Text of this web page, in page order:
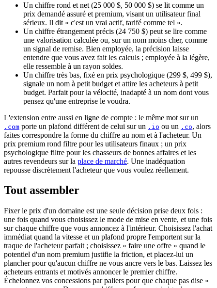
Un chiffre rond et net (25 000 $, 50 000 $) se lit comme un
prix demandé assuré et premium, visant un utilisateur final
sérieux. Il dit « c'est un vrai actif, tarifé comme tel ».
Un chiffre étrangement précis (24 750 $) peut se lire comme
une valorisation calculée ou, sur un nom moins cher, comme
un signal de remise. Bien employée, la précision laisse
entendre que vous avez fait les calculs ; employée à la légère,
elle ressemble à un rayon soldes.
Un chiffre très bas, fixé en prix psychologique (299 $, 499 $),
signale un nom à petit budget et attire les acheteurs à petit
budget. Parfait pour la vélocité, inadapté à un nom dont vous
pensez qu'une entreprise le voudra.
L'extension entre aussi en ligne de compte : le même mot sur un
.com porte un plafond différent de celui sur un .io ou un .co, alors
faites correspondre la forme du chiffre au nom et à l'acheteur. Un
prix premium rond filtre pour les utilisateurs finaux ; un prix
psychologique filtre pour les chasseurs de bonnes affaires et les
autres revendeurs sur la place de marché. Une inadéquation
repousse discrètement l'acheteur que vous voulez réellement.
Tout assembler
Fixer le prix d'un domaine est une seule décision prise deux fois :
une fois quand vous choisissez le mode de mise en vente, et une fois
sur chaque chiffre que vous annoncez à l'intérieur. Choisissez l'achat
immédiat quand la vitesse et un plafond propre l'emportent sur la
traque de l'acheteur parfait ; choisissez « faire une offre » quand le
potentiel d'un nom premium justifie la friction, et placez-lui un
plancher pour qu'aucun chiffre ne vous ancre vers le bas. Laissez les
acheteurs entrants et motivés annoncer le premier chiffre.
Échelonnez vos concessions par paliers pour que chaque pas dise «